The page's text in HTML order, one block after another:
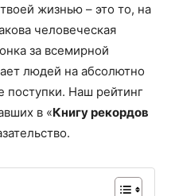
жизнью – это то, на
человеческая
за всемирной
людей на абсолютно
поступки. Наш рейтинг
в «Книгу рекордов